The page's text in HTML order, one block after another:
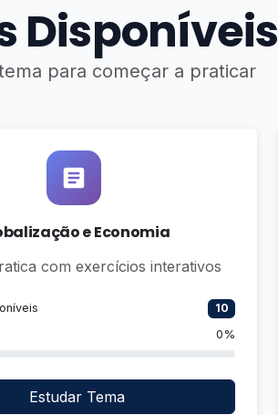
Disponíveis
para começar a praticar
e Economia
com exercícios interativos
10
0%
Estudar Tema